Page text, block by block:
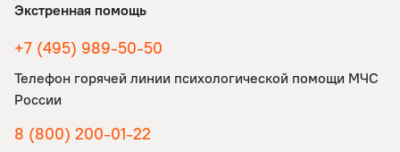
Экстренная помощь
+7 (495) 989-50-50
Телефон горячей линии психологической помощи МЧС
России
8 (800) 200-01-22